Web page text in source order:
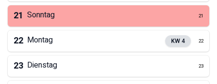
21 Sonntag 21
22 Montag KW4 22
23 Dienstag 23